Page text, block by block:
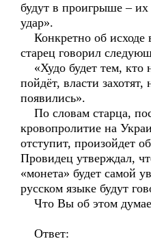
будут в проигрыше –
удар».
Конкретно об исходе
старец говорил
«Худо будет тем, кто
пойдёт, власти
появились».
По словам старца,
кровопролитие на
отступит, произойдет
Провидец утверждал,
«монета» будет самой
русском языке будут
Что Вы об этом
Ответ: